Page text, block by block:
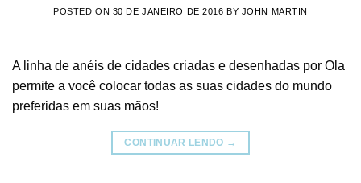
POSTED ON 30 DE JANEIRO DE 2016 BY JOHN MARTIN
A linha de anéis de cidades criadas e desenhadas por Ola
permite a você colocar todas as suas cidades do mundo
preferidas em suas mãos!
CONTINUAR LENDO →